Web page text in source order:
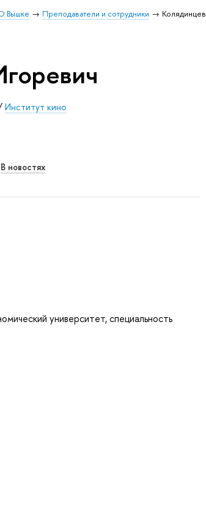
Вышке Преподаватели и сотрудники
Институт кино
В новостях
университет, специальность